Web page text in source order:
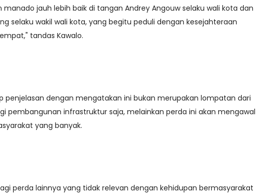
manado jauh lebih baik di tangan Andrey Angouw selaku wali kota dan
selaku wakil wali kota, yang begitu peduli dengan kesejahteraan
tandas Kawalo.
penjelasan dengan mengatakan ini bukan merupakan lompatan dari
pembangunan infrastruktur saja, melainkan perda ini akan mengawal
yang banyak.
perda lainnya yang tidak relevan dengan kehidupan bermasyarakat